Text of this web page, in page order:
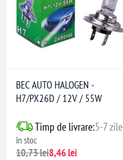
BEC AUTO HALOGEN -
H7/PX26D / 12V / 55W
Timp de livrare:5-7 zile
în stoc
10,73 lei8,46 lei